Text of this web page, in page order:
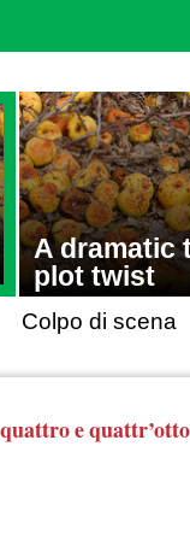
A dramatic
plot twist
Colpo di scena
e quattr’otto